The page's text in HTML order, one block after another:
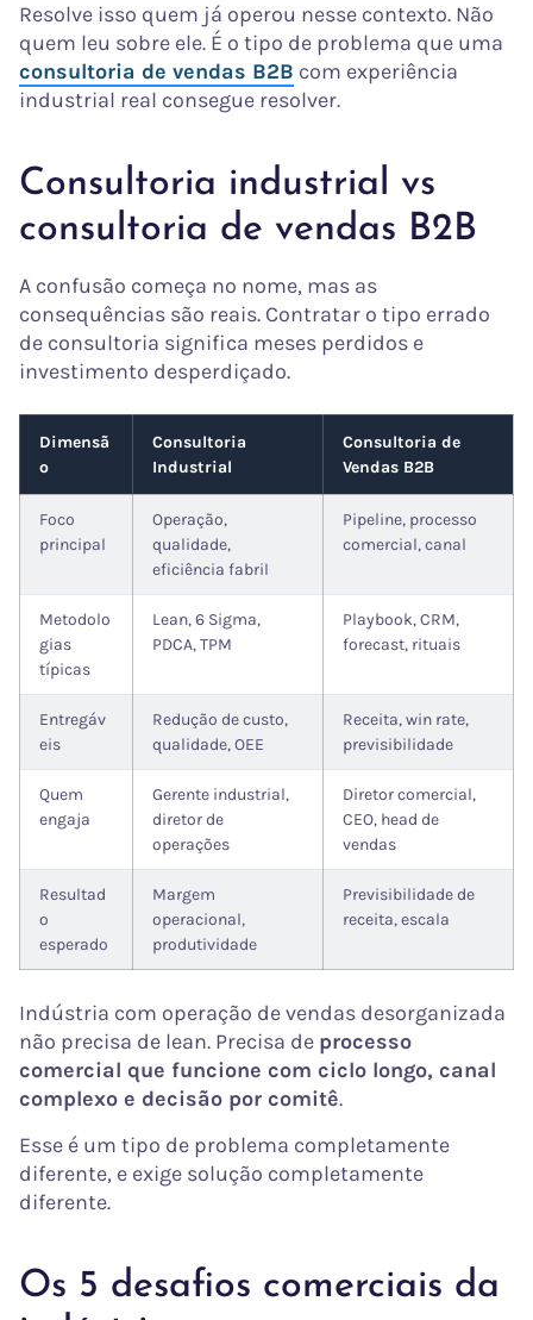
Resolve isso quem já operou nesse contexto. Não
quem leu sobre ele. É o tipo de problema que uma
consultoria de vendas B2B com experiência
industrial real consegue resolver.
Consultoria industrial vs
consultoria de vendas B2B
A confusão começa no nome, mas as
consequências são reais. Contratar o tipo errado
de consultoria significa meses perdidos e
investimento desperdiçado.
Dimensã
o
Consultoria
Industrial
Consultoria de
Vendas B2B
Foco
principal
Operação,
qualidade,
eficiência fabril
Pipeline, processo
comercial, canal
Metodolo
gias
típicas
Lean, 6 Sigma,
PDCA, TPM
Playbook, CRM,
forecast, rituais
Entregáv
eis
Redução de custo,
qualidade, OEE
Receita, win rate,
previsibilidade
Quem
engaja
Gerente industrial,
diretor de
operações
Diretor comercial,
CEO, head de
vendas
Resultad
o
esperado
Margem
operacional,
produtividade
Previsibilidade de
receita, escala
Indústria com operação de vendas desorganizada
não precisa de lean. Precisa de processo
comercial que funcione com ciclo longo, canal
complexo e decisão por comitê.
Esse é um tipo de problema completamente
diferente, e exige solução completamente
diferente.
Os 5 desafios comerciais da